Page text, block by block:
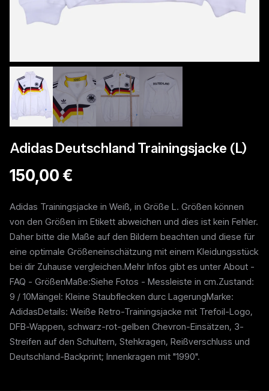
Adidas Deutschland Trainingsjacke (L)
150,00 €
Adidas Trainingsjacke in Weiß, in Größe L. Größen können
von den Größen im Etikett abweichen und dies ist kein Fehler.
Daher bitte die Maße auf den Bildern beachten und diese für
eine optimale Größeneinschätzung mit einem Kleidungsstück
bei dir Zuhause vergleichen.Mehr Infos gibt es unter About -
FAQ - GrößenMaße:Siehe Fotos - Messleiste in cm.Zustand:
9 / 10Mängel: Kleine Staubflecken durc LagerungMarke:
AdidasDetails: Weiße Retro-Trainingsjacke mit Trefoil-Logo,
DFB-Wappen, schwarz-rot-gelben Chevron-Einsätzen, 3-
Streifen auf den Schultern, Stehkragen, Reißverschluss und
Deutschland-Backprint; Innenkragen mit "1990".